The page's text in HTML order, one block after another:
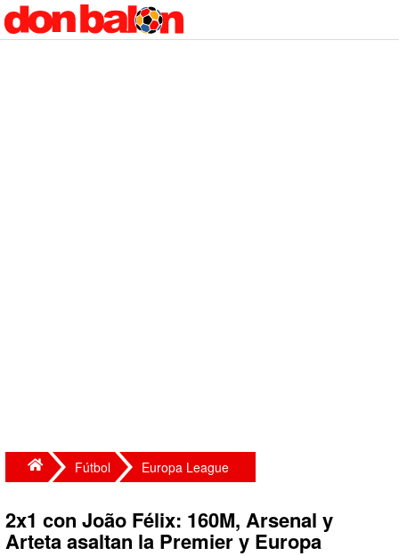
Fútbol Europa League
2x1 con João Félix: 160M, Arsenal y
Arteta asaltan la Premier y Europa